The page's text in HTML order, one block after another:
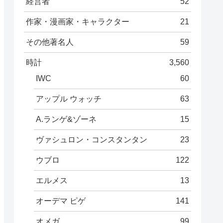
作家・漫画家・キャラクター 21
その他著名人 59
時計
3,560
IWC
60
アップル ウォッチ 63
A.ランゲ&ゾーネ 15
ヴァシュロン・コンスタンタン 23
ウブロ 122
エルメス 13
オーデマ ピゲ 141